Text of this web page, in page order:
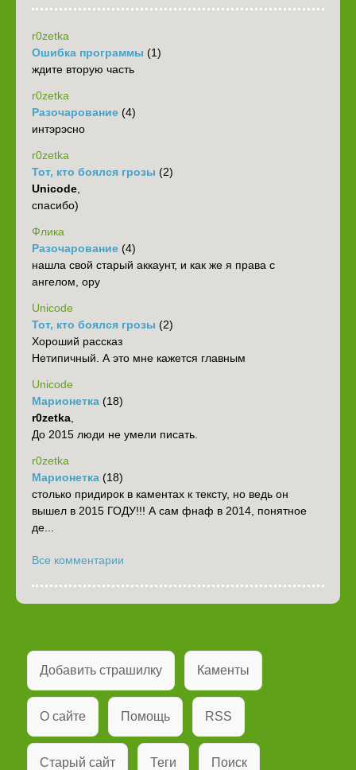
r0zetka
Ошибка программы (1)
ждите вторую часть
r0zetka
Разочарование (4)
интэрэсно
r0zetka
Тот, кто боялся грозы (2)
Unicode,
спасибо)
Флика
Разочарование (4)
нашла свой старый аккаунт, и как же я права с
ангелом, ору
Unicode
Тот, кто боялся грозы (2)
Хороший рассказ
Нетипичный. А это мне кажется главным
Unicode
Марионетка (18)
r0zetka,
До 2015 люди не умели писать.
r0zetka
Марионетка (18)
столько придирок в каментах к тексту, но ведь он
вышел в 2015 ГОДУ!!! А сам фнаф в 2014, понятное
де...
Все комментарии
Добавить страшилку Каменты
О сайте Помощь RSS
Старый сайт Теги Поиск